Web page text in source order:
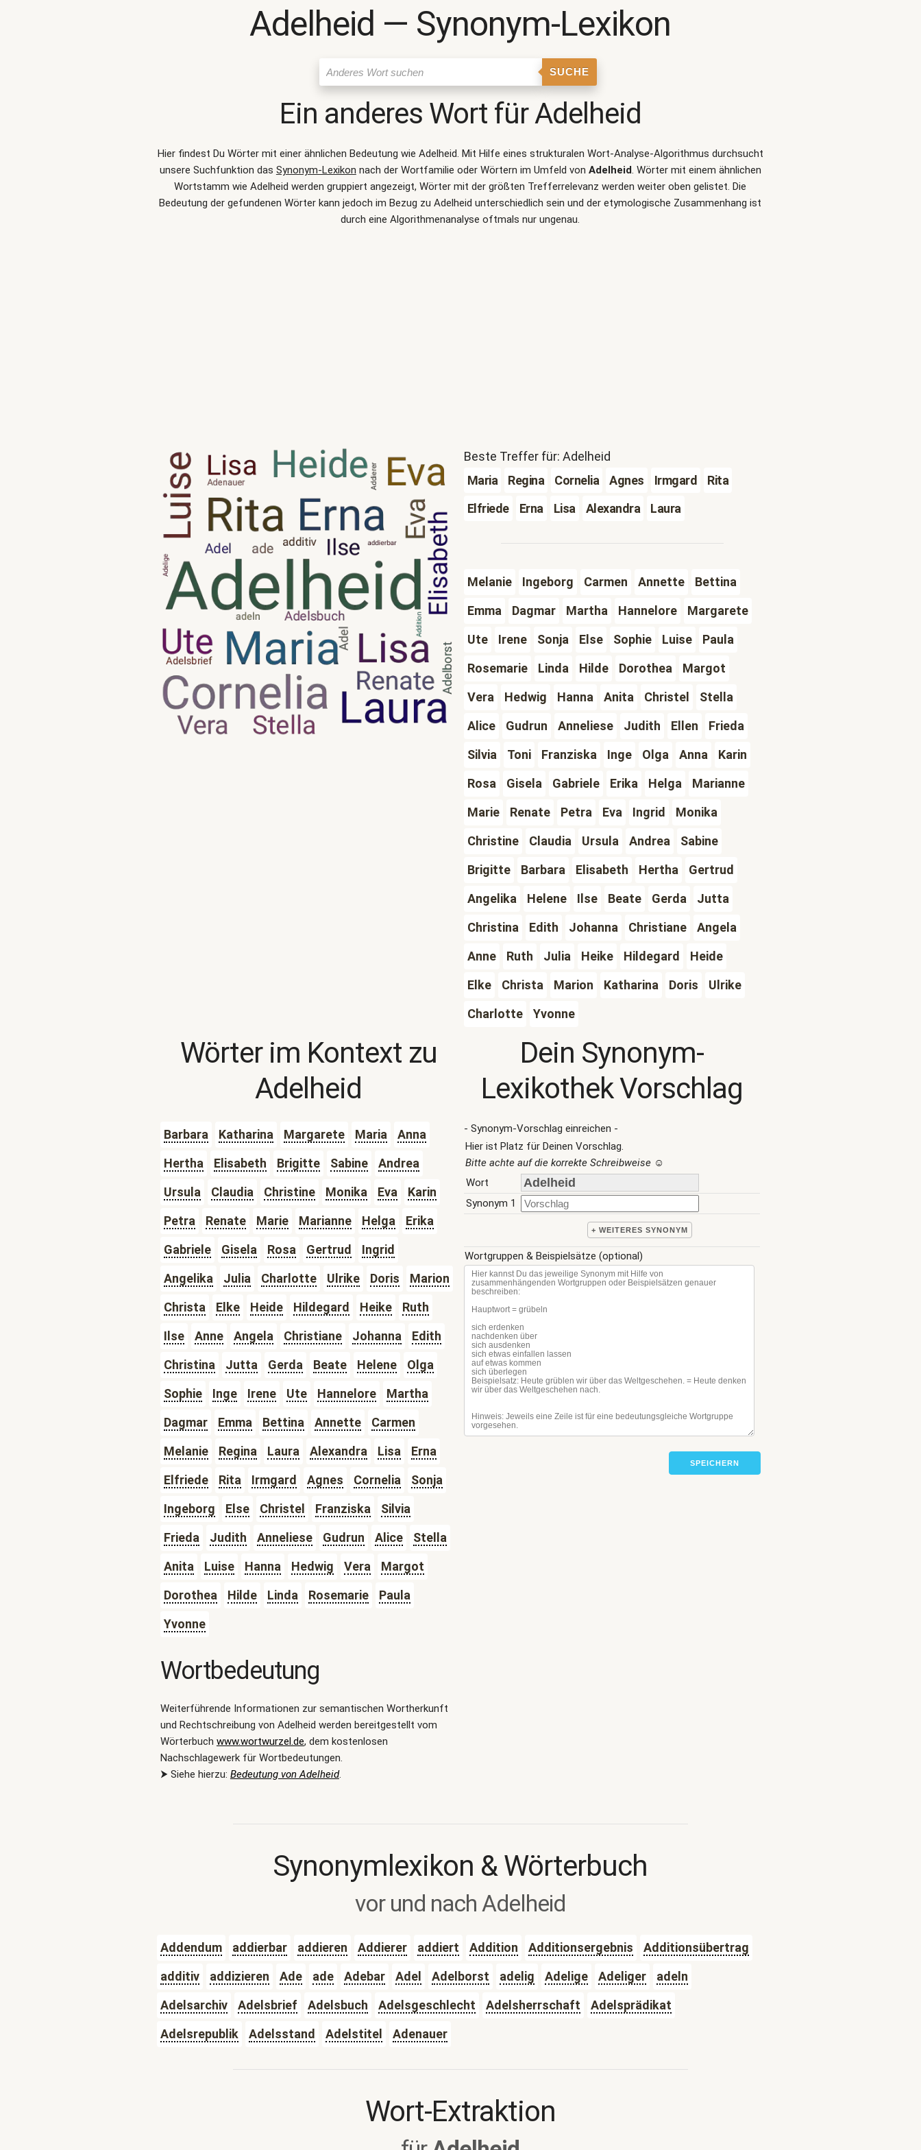
Adelheid ― Synonym-Lexikon
SUCHE
Ein anderes Wort fürAdelheid
Hier findest Du Wörter mit einer ähnlichen Bedeutung wie Adelheid. Mit Hilfe eines strukturalen Wort-Analyse-Algorithmus durchsucht
unsere Suchfunktion das Synonym-Lexikon nach der Wortfamilie oder Wörtern im Umfeld von Adelheid. Wörter mit einem ähnlichen
Wortstamm wie Adelheid werden gruppiert angezeigt, Wörter mit der größten Trefferrelevanz werden weiter oben gelistet. Die
Bedeutung der gefundenen Wörter kann jedoch im Bezug zu Adelheid unterschiedlich sein und der etymologische Zusammenhang ist
durch eine Algorithmenanalyse oftmals nur ungenau.
Beste Treffer für: Adelheid
Maria
Regina Cornelia Agnes Irmgard
Rita
Elfriede
Erna Lisa Alexandra Laura
Melanie Ingeborg Carmen Annette
Bettina
Emma
Dagmar Martha Hannelore
Margarete
Ute
Irene Sonja Else Sophie Luise
Paula
Rosemarie
Linda Hilde Dorothea
Margot
Vera
Hedwig Hanna Anita Christel
Stella
Alice
Gudrun Anneliese Judith Ellen
Frieda
Silvia
Toni Franziska Inge Olga Anna
Karin
Rosa
Gisela Gabriele Erika Helga
Marianne
Marie
Renate Petra Eva Ingrid
Monika
Christine
Claudia Ursula Andrea
Sabine
Brigitte
Barbara Elisabeth Hertha
Gertrud
Angelika
Helene Ilse Beate Gerda
Jutta
Christina
Edith Johanna Christiane
Angela
Anne
Ruth Julia Heike Hildegard
Heide
Elke
Christa Marion Katharina Doris
Ulrike
Charlotte
Yvonne
Wörter im Kontext zu
Adelheid
Barbara Katharina Margarete Maria
Anna
Hertha
Elisabeth Brigitte Sabine
Andrea
Ursula
Claudia Christine Monika Eva
Karin
Petra
Renate Marie Marianne Helga
Erika
Gabriele
Gisela Rosa Gertrud
Ingrid
Angelika
Julia Charlotte Ulrike Doris
Marion
Christa
Elke Heide Hildegard Heike
Ruth
Ilse
Anne Angela Christiane Johanna
Edith
Christina
Jutta Gerda Beate Helene
Olga
Sophie
Inge Irene Ute Hannelore
Martha
Dagmar
Emma Bettina Annette
Carmen
Melanie
Regina Laura Alexandra Lisa
Erna
Elfriede
Rita Irmgard Agnes Cornelia
Sonja
Ingeborg
Else Christel Franziska
Silvia
Frieda
Judith Anneliese Gudrun Alice
Stella
Anita
Luise Hanna Hedwig Vera
Margot
Dorothea
Hilde Linda Rosemarie
Paula
Yvonne
Wortbedeutung
Weiterführende Informationen zur semantischen Wortherkunft
und Rechtschreibung von Adelheid werden bereitgestellt vom
Wörterbuch www.wortwurzel.de, dem kostenlosen
Nachschlagewerk für Wortbedeutungen.
⮞ Siehe hierzu: Bedeutung von Adelheid.
Dein Synonym-
Lexikothek Vorschlag
- Synonym-Vorschlag einreichen -
Hier ist Platz für Deinen Vorschlag.
Bitte achte auf die korrekte Schreibweise☺
Wort
Synonym 1
+ WEITERES SYNONYM
Wortgruppen & Beispielsätze (optional)
SPEICHERN
Synonymlexikon & Wörterbuch
vor und nach Adelheid
Addendum addierbar addieren Addierer addiert Addition Additionsergebnis
Additionsübertrag
additiv
addizieren Ade ade Adebar Adel Adelborst adelig Adelige Adeliger
adeln
Adelsarchiv
Adelsbrief Adelsbuch Adelsgeschlecht Adelsherrschaft
Adelsprädikat
Adelsrepublik
Adelsstand Adelstitel Adenauer
Wort-Extraktion